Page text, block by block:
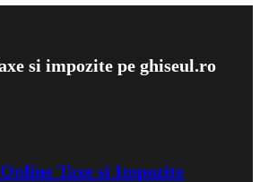
si impozite pe ghiseul.ro
Taxe si Impozite